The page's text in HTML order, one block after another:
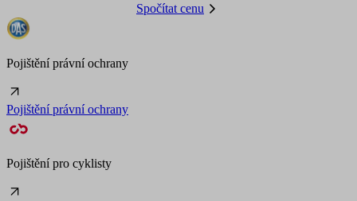
Spočítat cenu
Pojištění právní ochrany
Pojištění právní ochrany
Pojištění pro cyklisty